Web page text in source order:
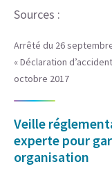
Sources :
Arrêté du 26
« Déclaration
octobre 2017
Veille
experte pour
organisation